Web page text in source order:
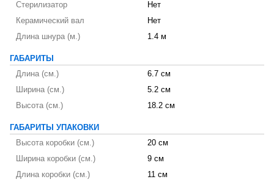
Стерилизатор
Нет
Керамический вал
Нет
Длина шнура (м.)
1.4 м
ГАБАРИТЫ
Длина (см.)
6.7 см
Ширина (см.)
5.2 см
Высота (см.)
18.2 см
ГАБАРИТЫ УПАКОВКИ
Высота коробки (см.)
20 см
Ширина коробки (см.)
9 см
Длина коробки (см.)
11 см